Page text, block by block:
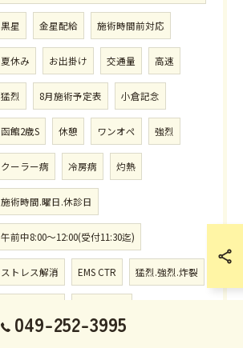
黒星 金星配給 施術時間前対応
夏休み お出掛け 交通量 高速
猛烈 8月施術予定表 小倉記念
函館2歳S 休憩 ワンオペ 強烈
クーラー病 冷房病 灼熱
施術時間.曜日.休診日
午前中8:00〜12:00(受付11:30迄)
ストレス解消 EMS CTR 猛烈.強烈.炸裂
049-252-3995